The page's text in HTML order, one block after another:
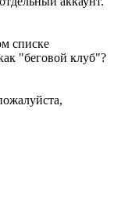
списке
"беговой клуб"?